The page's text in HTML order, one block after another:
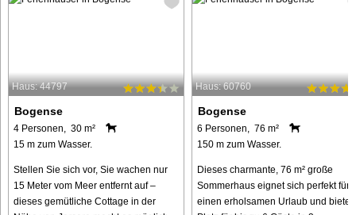
Haus: 44797
Bogense
4 Personen, 30 m²
15 m zum Wasser.
Stellen Sie sich vor, Sie wachen nur
15 Meter vom Meer entfernt auf –
dieses gemütliche Cottage in der
Haus: 60760
Bogense
6 Personen, 76 m²
150 m zum Wasser.
Dieses charmante, 76 m² große
Sommerhaus eignet sich perfekt für
einen erholsamen Urlaub und bietet